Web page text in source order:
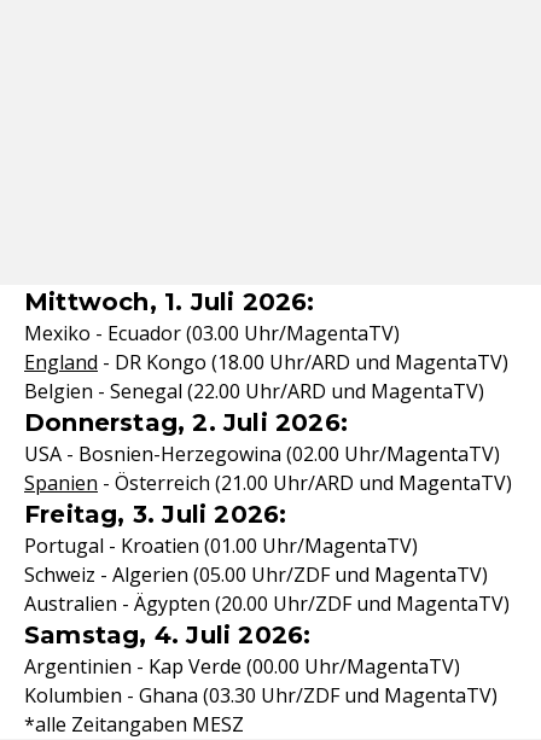
Mittwoch, 1. Juli 2026:
Mexiko - Ecuador (03.00 Uhr/MagentaTV)
England - DR Kongo (18.00 Uhr/ARD und MagentaTV)
Belgien - Senegal (22.00 Uhr/ARD und MagentaTV)
Donnerstag, 2. Juli 2026:
USA - Bosnien-Herzegowina (02.00 Uhr/MagentaTV)
Spanien - Österreich (21.00 Uhr/ARD und MagentaTV)
Freitag, 3. Juli 2026:
Portugal - Kroatien (01.00 Uhr/MagentaTV)
Schweiz - Algerien (05.00 Uhr/ZDF und MagentaTV)
Australien - Ägypten (20.00 Uhr/ZDF und MagentaTV)
Samstag, 4. Juli 2026:
Argentinien - Kap Verde (00.00 Uhr/MagentaTV)
Kolumbien - Ghana (03.30 Uhr/ZDF und MagentaTV)
*alle Zeitangaben MESZ